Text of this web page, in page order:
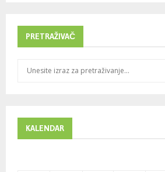
PRETRAŽIVAČ
f
KALENDAR